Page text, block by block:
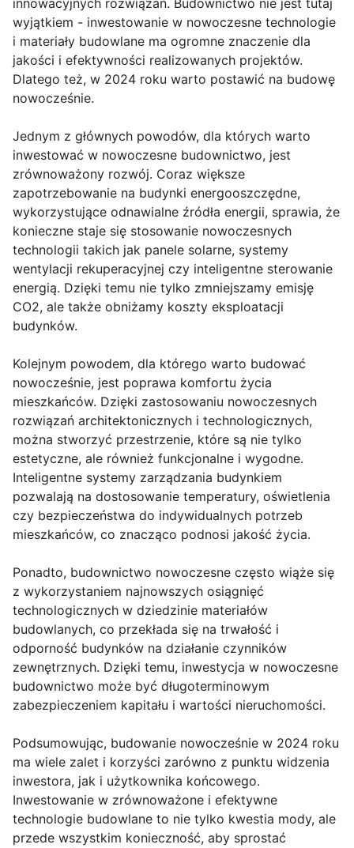
innowacyjnych rozwiązań. Budownictwo nie jest tutaj
wyjątkiem - inwestowanie w nowoczesne technologie
i materiały budowlane ma ogromne znaczenie dla
jakości i efektywności realizowanych projektów.
Dlatego też, w 2024 roku warto postawić na budowę
nowocześnie.
Jednym z głównych powodów, dla których warto
inwestować w nowoczesne budownictwo, jest
zrównoważony rozwój. Coraz większe
zapotrzebowanie na budynki energooszczędne,
wykorzystujące odnawialne źródła energii, sprawia, że
konieczne staje się stosowanie nowoczesnych
technologii takich jak panele solarne, systemy
wentylacji rekuperacyjnej czy inteligentne sterowanie
energią. Dzięki temu nie tylko zmniejszamy emisję
CO2, ale także obniżamy koszty eksploatacji
budynków.
Kolejnym powodem, dla którego warto budować
nowocześnie, jest poprawa komfortu życia
mieszkańców. Dzięki zastosowaniu nowoczesnych
rozwiązań architektonicznych i technologicznych,
można stworzyć przestrzenie, które są nie tylko
estetyczne, ale również funkcjonalne i wygodne.
Inteligentne systemy zarządzania budynkiem
pozwalają na dostosowanie temperatury, oświetlenia
czy bezpieczeństwa do indywidualnych potrzeb
mieszkańców, co znacząco podnosi jakość życia.
Ponadto, budownictwo nowoczesne często wiąże się
z wykorzystaniem najnowszych osiągnięć
technologicznych w dziedzinie materiałów
budowlanych, co przekłada się na trwałość i
odporność budynków na działanie czynników
zewnętrznych. Dzięki temu, inwestycja w nowoczesne
budownictwo może być długoterminowym
zabezpieczeniem kapitału i wartości nieruchomości.
Podsumowując, budowanie nowocześnie w 2024 roku
ma wiele zalet i korzyści zarówno z punktu widzenia
inwestora, jak i użytkownika końcowego.
Inwestowanie w zrównoważone i efektywne
technologie budowlane to nie tylko kwestia mody, ale
przede wszystkim konieczność, aby sprostać